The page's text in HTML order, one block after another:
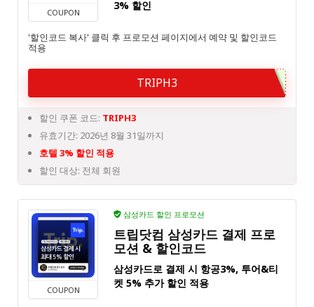
COUPON
3% 할인
'할인코드 복사' 클릭 후 프로모션 페이지에서 예약 및 할인코드
적용
TRIPH3
할인 쿠폰 코드: TRIPH3
유효기간: 2026년 8월 31일까지
호텔 3% 할인 적용
할인 대상: 전체 회원
COUPON
삼성카드 할인 프로모션
트립닷컴 삼성카드 결제 프로
모션 & 할인코드
삼성카드로 결제 시 항공3%, 투어&티
켓 5% 추가 할인 적용